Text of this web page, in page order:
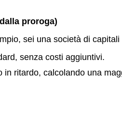
proroga)
sei una società di
senza costi aggiuntivi.
in ritardo, calcolando una